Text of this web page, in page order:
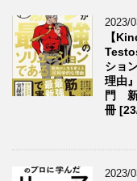
2023/
【
ショ
理由
門 新
冊
2023/